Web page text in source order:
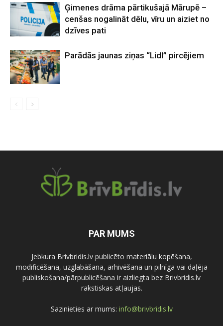
Ģimenes drāma pārtikušajā Mārupē –
cenšas nogalināt dēlu, vīru un aiziet no
dzīves pati
Parādās jaunas ziņas “Lidl” pircējiem
PAR MUMS
Jebkura Brivbridis.lv publicēto materiālu kopēšana,
modificēšana, uzglabāšana, arhivēšana un pilnīga vai daļēja
publiskošana/pārpublicēšana ir aizliegta bez Brivbridis.lv
rakstiskas atļaujas.
Sazinieties ar mums: info@brivbridis.lv